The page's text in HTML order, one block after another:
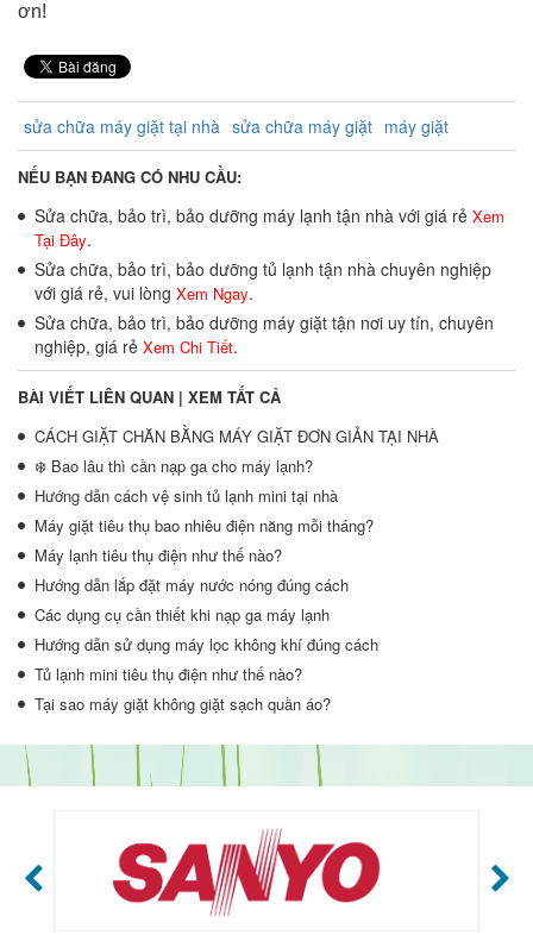
ơn!
sửa chữa máy giặt tại nhà sửa chữa máy giặt máy giặt
NẾU BẠN ĐANG CÓ NHU CẦU:
Sửa chữa, bảo trì, bảo dưỡng máy lạnh tận nhà với giá rẻ Xem
Tại Đây.
Sửa chữa, bảo trì, bảo dưỡng tủ lạnh tận nhà chuyên nghiệp
với giá rẻ, vui lòng Xem Ngay.
Sửa chữa, bảo trì, bảo dưỡng máy giặt tận nơi uy tín, chuyên
nghiệp, giá rẻ Xem Chi Tiết.
BÀI VIẾT LIÊN QUAN | XEM TẤT CẢ
CÁCH GIẶT CHĂN BẰNG MÁY GIẶT ĐƠN GIẢN TẠI NHÀ
❄️ Bao lâu thì cần nạp ga cho máy lạnh?
Hướng dẫn cách vệ sinh tủ lạnh mini tại nhà
Máy giặt tiêu thụ bao nhiêu điện năng mỗi tháng?
Máy lạnh tiêu thụ điện như thế nào?
Hướng dẫn lắp đặt máy nước nóng đúng cách
Các dụng cụ cần thiết khi nạp ga máy lạnh
Hướng dẫn sử dụng máy lọc không khí đúng cách
Tủ lạnh mini tiêu thụ điện như thế nào?
Tại sao máy giặt không giặt sạch quần áo?